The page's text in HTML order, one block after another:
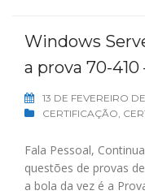
Windows
a prova 70-410
13 DE FEVEREIRO
CERTIFICAÇÃO,
Fala Pessoal,
questões de provas
a bola da vez é a